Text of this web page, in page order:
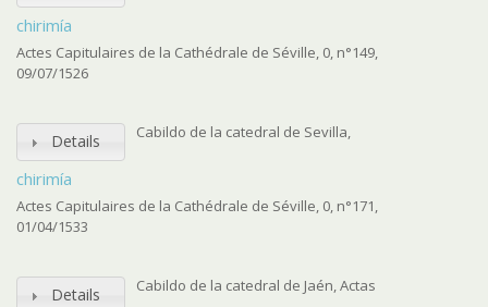
chirimía
Actes Capitulaires de la Cathédrale de Séville, 0, n°149,
09/07/1526
Details
chirimía
Cabildo de la catedral de Sevilla,
Actes Capitulaires de la Cathédrale de Séville, 0, n°171,
01/04/1533
Details Cabildo de la catedral de Jaén, Actas